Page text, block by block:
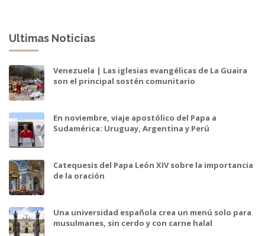
Ultimas Noticias
Venezuela | Las iglesias evangélicas de La Guaira
son el principal sostén comunitario
En noviembre, viaje apostólico del Papa a
Sudamérica: Uruguay, Argentina y Perú
Catequesis del Papa León XIV sobre la importancia
de la oración
Una universidad española crea un menú solo para
musulmanes, sin cerdo y con carne halal